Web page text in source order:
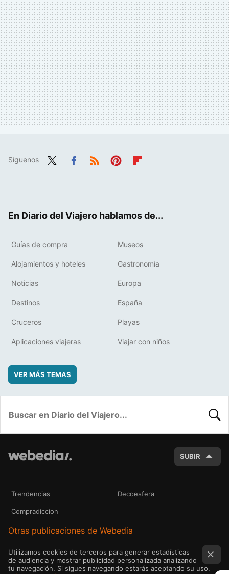
Síguenos
En Diario del Viajero hablamos de...
Guías de compra Museos
Alojamientos y hoteles Gastronomía
Noticias Europa
Destinos España
Cruceros Playas
Aplicaciones viajeras Viajar con niños
VER MÁS TEMAS
SUBIR
Trendencias Decoesfera
Compradiccion
Otras publicaciones de Webedia
Utilizamos cookies de terceros para generar estadísticas
de audiencia y mostrar publicidad personalizada analizando
tu navegación. Si sigues navegando estarás aceptando su uso.